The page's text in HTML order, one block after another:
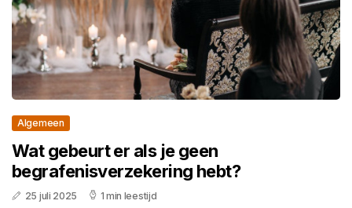
Algemeen
Wat gebeurt er als je geen
begrafenisverzekering hebt?
25 juli 2025 1 min leestijd